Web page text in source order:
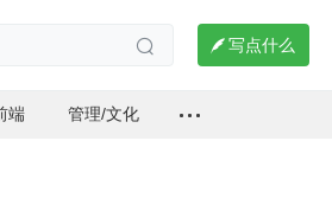
  写点什么
端 管理/文化